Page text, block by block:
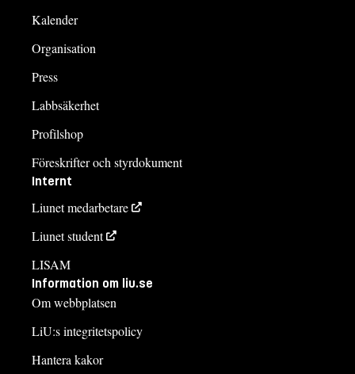
Kalender
Organisation
Press
Labbsäkerhet
Profilshop
Föreskrifter och styrdokument
Internt
Liunet medarbetare
Liunet student
LISAM
Information om liu.se
Om webbplatsen
LiU:s integritetspolicy
Hantera kakor